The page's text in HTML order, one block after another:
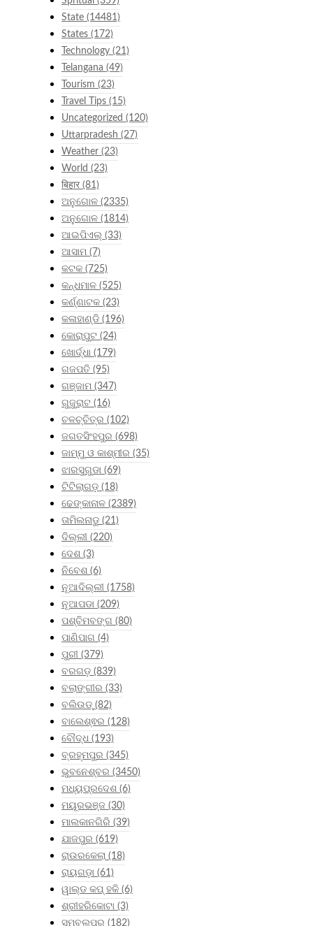
State (14481)
States (172)
Technology (21)
Telangana (49)
Tourism (23)
Travel Tips (15)
Uncategorized (120)
Uttarpradesh (27)
Weather (23)
World (23)
बिहार (81)
ଅନୁଗୋଳ (2335)
ଅନୁଗୋଳ (1814)
ଆଇପିଏଲ୍ (33)
ଆସାମ (7)
କଟକ (725)
କନ୍ଧମାଳ (525)
କର୍ଣ୍ଣାଟକ (23)
କଳାହାଣ୍ଡି (196)
କୋରାପୁଟ (24)
ଖୋର୍ଦ୍ଧା (179)
ଗଜପତି (95)
ଗଞ୍ଜାମ (347)
ଗୁଜୁରାଟ (16)
ଚଳଚ୍ଚିତ୍ର (102)
ଜଗତସିଂହପୁର (698)
ଜାମ୍ମୁ ଓ କାଶ୍ମୀର (35)
ଝାରସୁଗୁଡା (69)
ଟିଟିଲାଗଡ଼ (18)
ଢେଙ୍କାନାଳ (2389)
ତାମିଲନାଡୁ (21)
ଦିଲ୍ଲୀ (220)
ଦେଶ (3)
ନିବେଶ (6)
ନୂଆଦିଲ୍ଲୀ (1758)
ନୂଆପଡା (209)
ପଶ୍ଚିମବଙ୍ଗ (80)
ପାଣିପାଗ (4)
ପୁରୀ (379)
ବରଗଡ଼ (839)
ବଲାଙ୍ଗୀର (33)
ବଲିଉଡ୍ (82)
ବାଲେଶ୍ଵର (128)
ବୌଦ୍ଧ (193)
ବ୍ରହ୍ମପୁର (345)
ଭୁବନେଶ୍ବର (3450)
ମଧ୍ୟପ୍ରଦେଶ (6)
ମୟୂରଭଞ୍ଜ (30)
ମାଲକାନଗିରି (39)
ଯାଜପୁର (619)
ରାଉରକେଲା (18)
ରାୟଗଡ଼ା (61)
ୱାଲ୍ଡ କପ୍ ହକି (6)
ଶ୍ରୀହରିକୋଟା (3)
ସମ୍ବଲପୁର (182)